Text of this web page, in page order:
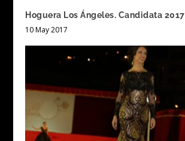
Hoguera Los Ángeles. Candidata 2017
10 May 2017